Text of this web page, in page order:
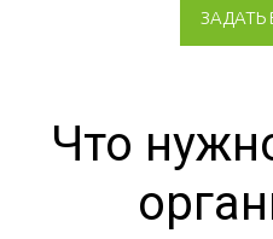
ЗАДАТЬ
Что